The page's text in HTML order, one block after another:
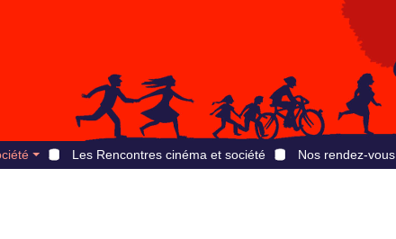
Les Rencontres cinéma et société Nos rendez-vous